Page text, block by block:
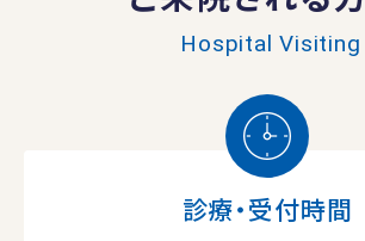
Hospital Visiting
診療・受付時間